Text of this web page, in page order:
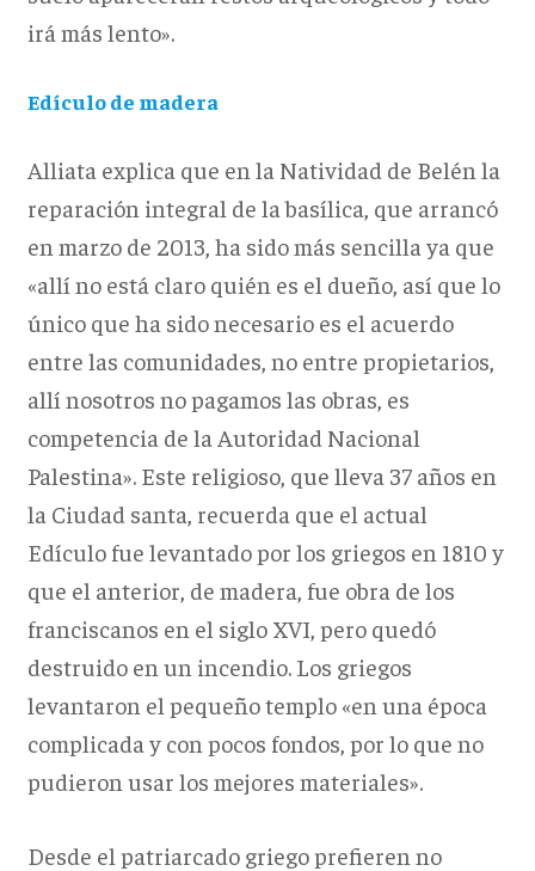
irá más lento».
Edículo de madera
Alliata explica que en la Natividad de Belén la
reparación integral de la basílica, que arrancó
en marzo de 2013, ha sido más sencilla ya que
«allí no está claro quién es el dueño, así que lo
único que ha sido necesario es el acuerdo
entre las comunidades, no entre propietarios,
allí nosotros no pagamos las obras, es
competencia de la Autoridad Nacional
Palestina». Este religioso, que lleva 37 años en
la Ciudad santa, recuerda que el actual
Edículo fue levantado por los griegos en 1810 y
que el anterior, de madera, fue obra de los
franciscanos en el siglo XVI, pero quedó
destruido en un incendio. Los griegos
levantaron el pequeño templo «en una época
complicada y con pocos fondos, por lo que no
pudieron usar los mejores materiales».
Desde el patriarcado griego prefieren no